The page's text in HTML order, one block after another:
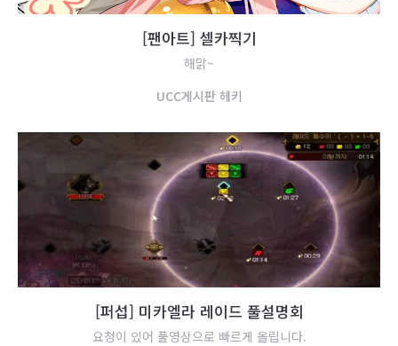
[팬아트] 셀카찍기
해맑~
UCC게시판 헤키
[퍼섭] 미카엘라 레이드 풀설명회
요청이 있어 풀영상으로 빠르게 올립니다.